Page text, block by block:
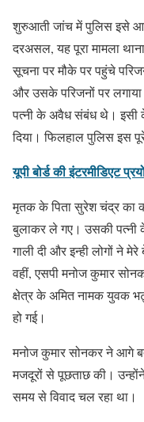
शुरुआती जांच में पुलिस इसे
दरअसल, यह पूरा मामला
सूचना पर मौके पर पहुंचे
और उसके परिजनों पर
पत्नी के अवैध संबंध थे। इसी
दिया। फिलहाल पुलिस इस
यूपी बोर्ड की इंटरमीडिएट
मृतक के पिता सुरेश चंद्र का
बुलाकर ले गए। उसकी
गाली दी और इन्ही लोगों ने
वहीं, एसपी मनोज कुमार
क्षेत्र के अमित नामक युवक
हो गई।
मनोज कुमार सोनकर ने आगे
मजदूरों से पूछताछ की।
समय से विवाद चल रहा था।